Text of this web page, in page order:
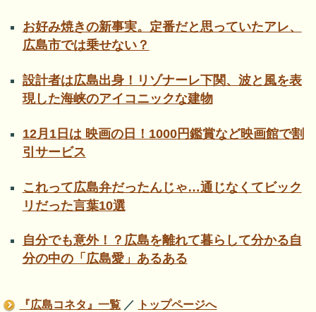
お好み焼きの新事実。定番だと思っていたアレ、
広島市では乗せない？
設計者は広島出身！リゾナーレ下関、波と風を表
現した海峡のアイコニックな建物
12月1日は 映画の日！1000円鑑賞など映画館で割
引サービス
これって広島弁だったんじゃ…通じなくてビック
リだった言葉10選
自分でも意外！？広島を離れて暮らして分かる自
分の中の「広島愛」あるある
『広島コネタ』一覧 ／ トップページへ